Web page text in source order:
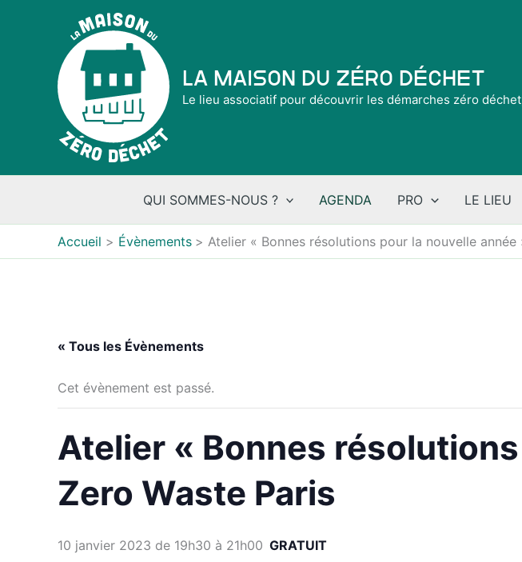
La Maison du Zéro Déchet
Le lieu associatif pour découvrir les démarches zéro
QUI SOMMES-NOUS ? AGENDA PRO LE LIEU
Accueil Évènements Atelier « Bonnes résolutions pour la nouvelle année
« Tous les Évènements
Cet évènement est passé.
Atelier « Bonnes
Zero Waste Paris
10 janvier 2023 de 19h30 à 21h00 GRATUIT